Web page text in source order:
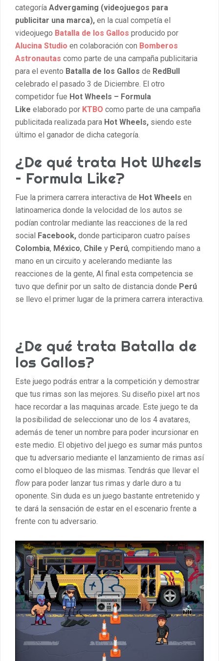
categoría Advergaming (videojuegos para
publicitar una marca), en la cual competía el
videojuego Batalla de los Gallos producido por
Alucina Studio en colaboración con Bomberos
Astronautas como parte de una campaña publicitaria
para el evento Batalla de los Gallos de RedBull
celebrado el pasado 3 de Diciembre. El otro
competidor fue Hot Wheels – Formula
Like elaborado por KTBO como parte de una campaña
publicitada realizada para Hot Wheels, siendo este
último el ganador de dicha categoría.
¿De qué trata Hot Wheels
– Formula Like?
Fue la primera carrera interactiva de Hot Wheels en
latinoamerica donde la velocidad de los autos se
podían controlar mediante las reacciones de la red
social Facebook, donde participaron cuatro países
Colombia, México, Chile y Perú, compitiendo mano a
mano en un circuito y acelerando mediante las
reacciones de la gente, Al final esta competencia se
tuvo que definir por un salto de distancia donde Perú
se llevo el primer lugar de la primera carrera interactiva.
¿De qué trata Batalla de
los Gallos?
Este juego podrás entrar a la competición y demostrar
que tus rimas son las mejores. Su diseño pixel art nos
hace recordar a las maquinas arcade. Este juego te da
la posibilidad de seleccionar uno de los 4 avatares,
además de tener un nombre para poder incursionar en
este medio. El objetivo del juego es sumar más puntos
que tu adversario mediante el lanzamiento de rimas así
como el bloqueo de las mismas. Tendrás que llevar el
flow para poder lanzar tus rimas y darle duro a tu
oponente. Sin duda es un juego bastante entretenido y
te dará la sensación de estar en el escenario frente a
frente con tu adversario.